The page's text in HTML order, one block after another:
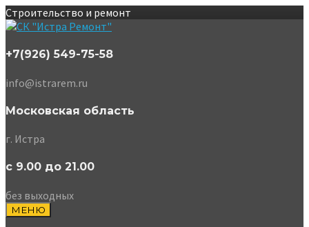
Строительство и ремонт
+7(926) 549-75-58
info@istrarem.ru
Московская область
г. Истра
с 9.00 до 21.00
без выходных
МЕНЮ